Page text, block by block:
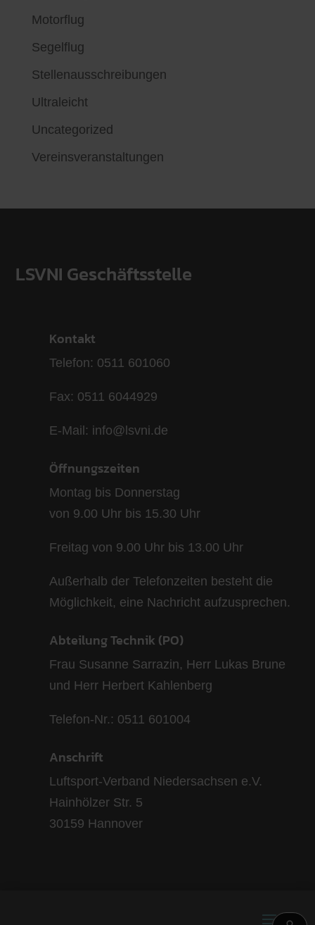
Motorflug
Segelflug
Stellenausschreibungen
Ultraleicht
Uncategorized
Vereinsveranstaltungen
LSVNI Geschäftsstelle
Kontakt
Telefon: 0511 601060
Fax: 0511 6044929
E-Mail: info@lsvni.de
Öffnungszeiten
Montag bis Donnerstag
von 9.00 Uhr bis 15.30 Uhr
Freitag von 9.00 Uhr bis 13.00 Uhr
Außerhalb der Telefonzeiten besteht die
Möglichkeit, eine Nachricht aufzusprechen.
Abteilung Technik (PO)
Frau Susanne Sarrazin, Herr Lukas Brune
und Herr Herbert Kahlenberg
Telefon-Nr.: 0511 601004
Anschrift
Luftsport-Verband Niedersachsen e.V.
Hainhölzer Str. 5
30159 Hannover